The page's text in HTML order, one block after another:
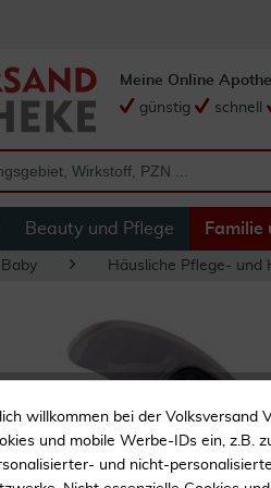
Meine Online
günstig
schnell
Beauty und Pflege Familie
Häusliche Pflege- und
willkommen bei der Volksversand
und mobile Werbe-IDs ein, z.B.
und nicht-